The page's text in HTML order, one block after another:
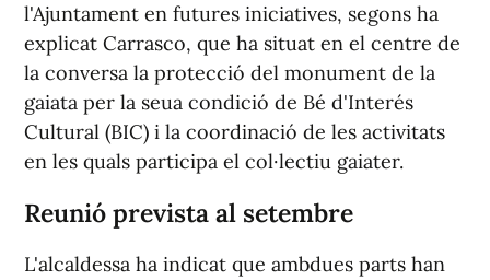
l'Ajuntament en futures iniciatives, segons ha
explicat Carrasco, que ha situat en el centre de
la conversa la protecció del monument de la
gaiata per la seua condició de Bé d'Interés
Cultural (BIC) i la coordinació de les activitats
en les quals participa el col·lectiu gaiater.
Reunió prevista al setembre
L'alcaldessa ha indicat que ambdues parts han